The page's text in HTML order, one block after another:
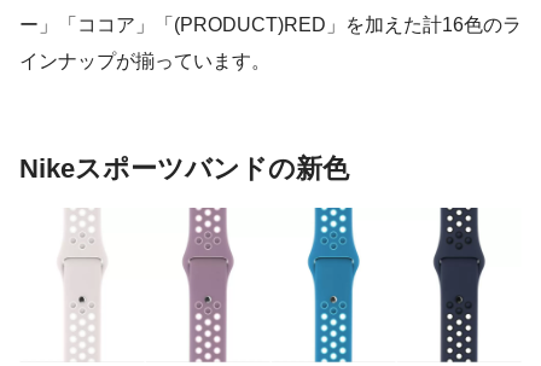
ー」「ココア」「(PRODUCT)RED」を加えた計16色のラ
インナップが揃っています。
Nikeスポーツバンドの新色